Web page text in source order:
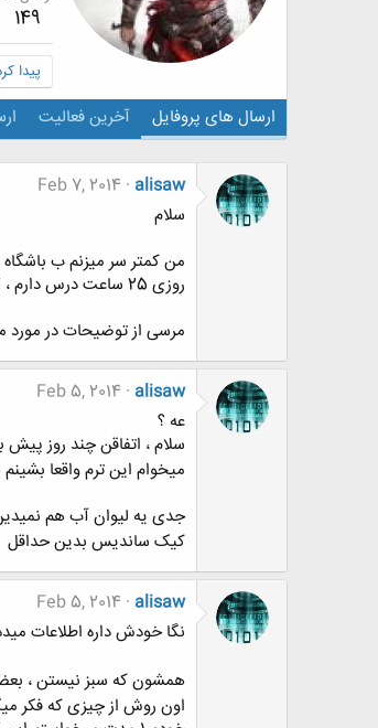
149
پیدا
ارسال های پروفایل آخرین فعالیت
alisaw
Feb 7, 2014
سلام
من کمتر سر میزنم ب
روزی 25 ساعت درس دارم ، اصن یه وضی.
مرسی از توضیحات در مورد
alisaw
Feb 5, 2014
عه ؟
سلام ، اتفاقن چند روز
میخوام این ترم واقعا
جدی یه لیوان آب هم
کیک ساندیس بدین حداقل
alisaw
Feb 5, 2014
نگا خودش داره اطلاعات
همشون که سبز نیستن ،
اون روش از چیزی که فکر